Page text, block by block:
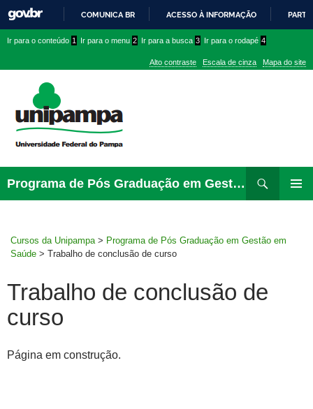
PARA
CONTEÚDO
COMUNICA BR ACESSO À INFORMAÇÃO
conteúdo
menu
superior
menu
Ir para o conteúdo 1 Ir para o menu 2 Ir para a busca 3 Ir para o rodapé 4
Alto contraste Escala de cinza Mapa do site
Programa de Pós Graduação em Gestão em Saúde
para
Cursos da Unipampa > Programa de Pós Graduação em Gestão em
Saúde > Trabalho de conclusão de curso
Trabalho de conclusão de
curso
Página em construção.